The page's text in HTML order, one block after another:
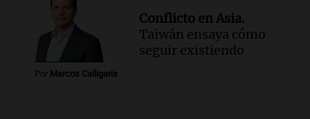
Por Marcos Calligaris
Conflicto en Asia.
Taiwán ensaya cómo
seguir existiendo